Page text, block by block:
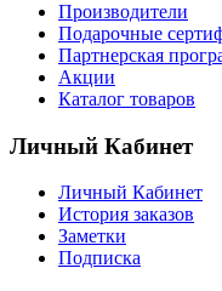
Производители
Подарочные
Партнерская
Акции
Каталог товаров
Личный Кабинет
Личный Кабинет
История заказов
Заметки
Подписка